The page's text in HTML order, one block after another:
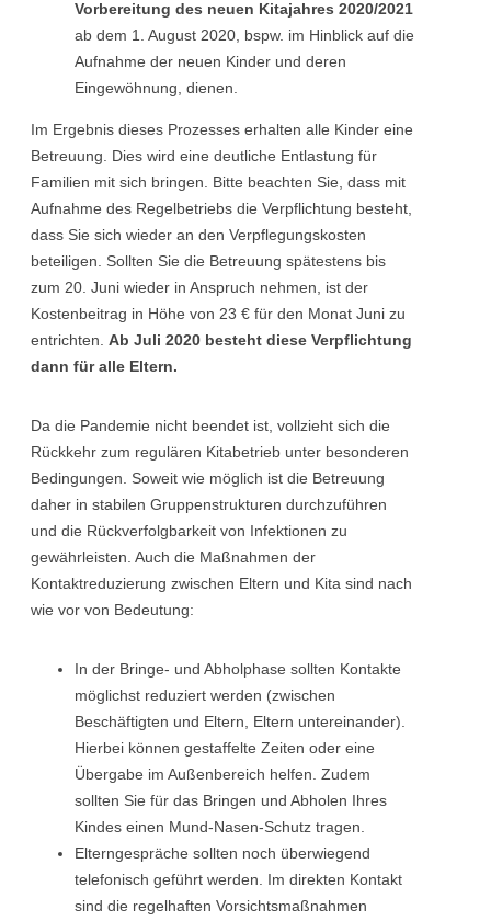
Vorbereitung des neuen Kitajahres 2020/2021
ab dem 1. August 2020, bspw. im Hinblick auf die
Aufnahme der neuen Kinder und deren
Eingewöhnung, dienen.
Im Ergebnis dieses Prozesses erhalten alle Kinder eine
Betreuung. Dies wird eine deutliche Entlastung für
Familien mit sich bringen. Bitte beachten Sie, dass mit
Aufnahme des Regelbetriebs die Verpflichtung besteht,
dass Sie sich wieder an den Verpflegungskosten
beteiligen. Sollten Sie die Betreuung spätestens bis
zum 20. Juni wieder in Anspruch nehmen, ist der
Kostenbeitrag in Höhe von 23 € für den Monat Juni zu
entrichten.Ab Juli 2020 besteht diese Verpflichtung
dann für alle Eltern.
Da die Pandemie nicht beendet ist, vollzieht sich die
Rückkehr zum regulären Kitabetrieb unter besonderen
Bedingungen. Soweit wie möglich ist die Betreuung
daher in stabilen Gruppenstrukturen durchzuführen
und die Rückverfolgbarkeit von Infektionen zu
gewährleisten. Auch die Maßnahmen der
Kontaktreduzierung zwischen Eltern und Kita sind nach
wie vor von Bedeutung:
In der Bringe- und Abholphase sollten Kontakte
möglichst reduziert werden (zwischen
Beschäftigten und Eltern, Eltern untereinander).
Hierbei können gestaffelte Zeiten oder eine
Übergabe im Außenbereich helfen. Zudem
sollten Sie für das Bringen und Abholen Ihres
Kindes einen Mund-Nasen-Schutz tragen.
Elterngespräche sollten noch überwiegend
telefonisch geführt werden. Im direkten Kontakt
sind die regelhaften Vorsichtsmaßnahmen